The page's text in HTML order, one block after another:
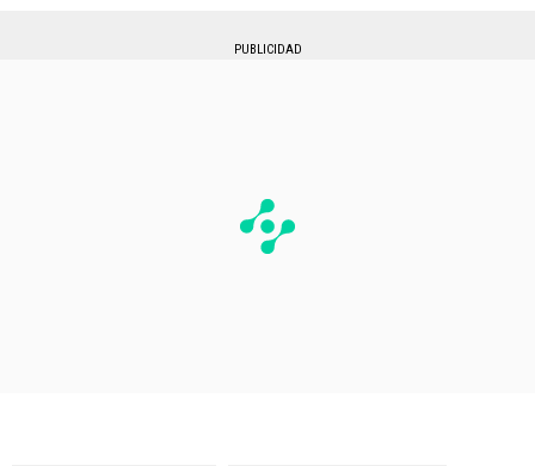
PUBLICIDAD